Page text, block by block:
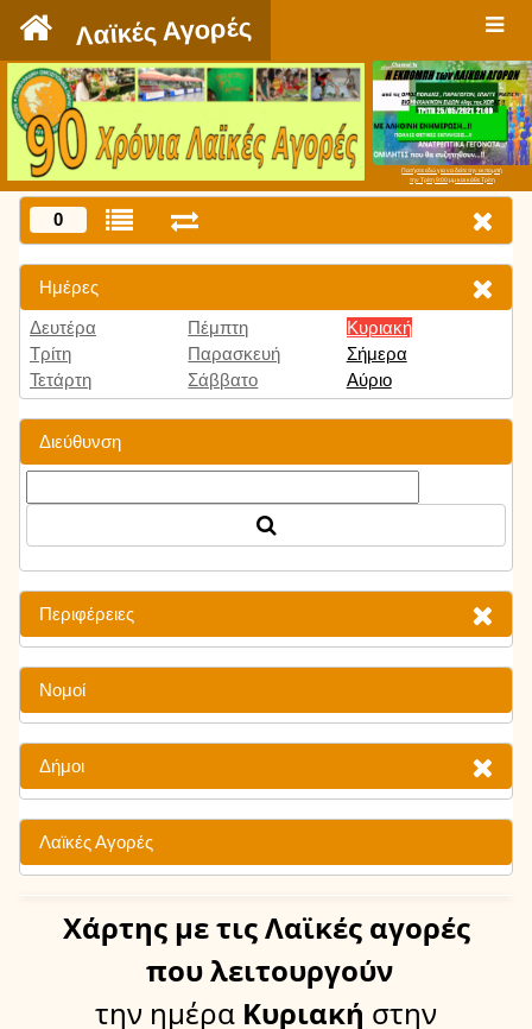
Λαϊκές Αγορές
Πατήστε εδώ για να δείτε την εκπομπή
την Τρίτη 9:00 μμ και κάθε Τρίτη
0
Ημέρες
Δευτέρα
Τρίτη
Τετάρτη
Πέμπτη
Παρασκευή
Σάββατο
Κυριακή
Σήμερα
Αύριο
Διεύθυνση
Περιφέρειες
Νομοί
Δήμοι
Λαϊκές Αγορές
Χάρτης με τις Λαϊκές αγορές
που λειτουργούν
την ημέρα Κυριακή στην